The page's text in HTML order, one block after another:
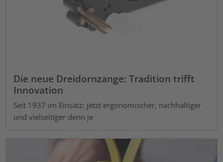
Die neue Dreidornzange: Tradition trifft
Innovation
Seit 1937 im Einsatz: jetzt ergonomischer, nachhaltiger
und vielseitiger denn je